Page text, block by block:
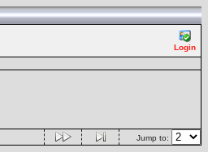
Login
Jump to: